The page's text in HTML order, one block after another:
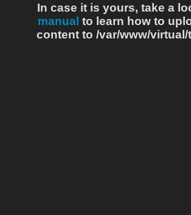
In case it is yours, take a
manual to learn how to
content to /var/www/virtual/